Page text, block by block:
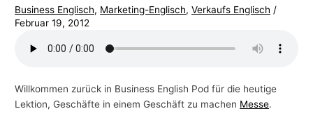
Business Englisch, Marketing-Englisch,Verkaufs Englisch /
Februar 19, 2012
Willkommen zurück in Business English Pod für die heutige
Lektion, Geschäfte in einem Geschäft zu machen Messe.
c
h
e